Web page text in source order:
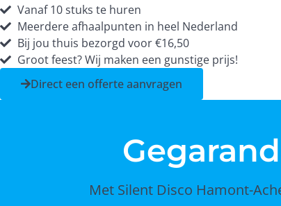
Vanaf 10 stuks te huren
Meerdere afhaalpunten in heel Nederland
Bij jou thuis bezorgd voor €16,50
Groot feest? Wij maken een gunstige prijs!
Direct een offerte aanvragen
Met Silent Disco Hamont-